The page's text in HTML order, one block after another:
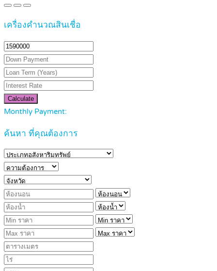
เครื่องคำนวณสินเชื่อ
Calculate
Monthly Payment:
ค้นหา ที่คุณต้องการ